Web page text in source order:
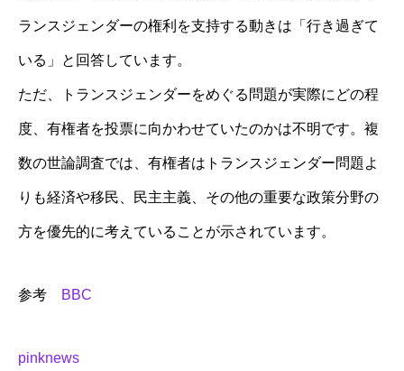
ランスジェンダーの権利を支持する動きは「行き過ぎて
いる」と回答しています。
ただ、トランスジェンダーをめぐる問題が実際にどの程
度、有権者を投票に向かわせていたのかは不明です。複
数の世論調査では、有権者はトランスジェンダー問題よ
りも経済や移民、民主主義、その他の重要な政策分野の
方を優先的に考えていることが示されています。
参考 BBC
pinknews